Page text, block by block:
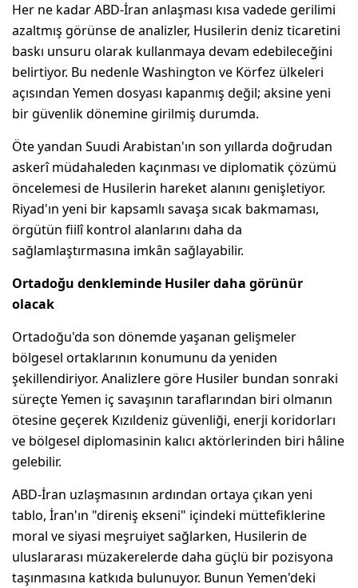
Her ne kadar ABD-İran anlaşması kısa vadede gerilimi
azaltmış görünse de analizler, Husilerin deniz ticaretini
baskı unsuru olarak kullanmaya devam edebileceğini
belirtiyor. Bu nedenle Washington ve Körfez ülkeleri
açısından Yemen dosyası kapanmış değil; aksine yeni
bir güvenlik dönemine girilmiş durumda.
Öte yandan Suudi Arabistan'ın son yıllarda doğrudan
askerî müdahaleden kaçınması ve diplomatik çözümü
öncelemesi de Husilerin hareket alanını genişletiyor.
Riyad'ın yeni bir kapsamlı savaşa sıcak bakmaması,
örgütün fiilî kontrol alanlarını daha da
sağlamlaştırmasına imkân sağlayabilir.
Ortadoğu denkleminde Husiler daha görünür
olacak
Ortadoğu'da son dönemde yaşanan gelişmeler
bölgesel ortaklarının konumunu da yeniden
şekillendiriyor. Analizlere göre Husiler bundan sonraki
süreçte Yemen iç savaşının taraflarından biri olmanın
ötesine geçerek Kızıldeniz güvenliği, enerji koridorları
ve bölgesel diplomasinin kalıcı aktörlerinden biri hâline
gelebilir.
ABD-İran uzlaşmasının ardından ortaya çıkan yeni
tablo, İran'ın "direniş ekseni" içindeki müttefiklerine
moral ve siyasi meşruiyet sağlarken, Husilerin de
uluslararası müzakerelerde daha güçlü bir pozisyona
taşınmasına katkıda bulunuyor. Bunun Yemen'deki